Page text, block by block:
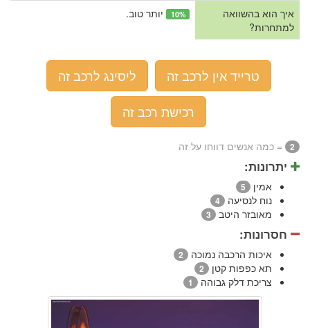
איך הוא בהשוואה
למתחרות?
10% יותר טוב.
טרייד אין לרכב זה
ליסינג לרכב זה
רכישת רכב זה
2 = כמה אנשים דווחו על זה
יתרונות:
אמין 5
נוח לנסיעה 4
מאובזר היטב 3
חסרונות:
איכות הרכבה נמוכה 2
תא כפפות קטן 2
צריכת דלק גבוהה 1